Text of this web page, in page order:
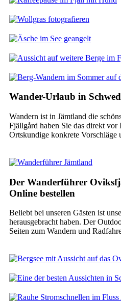
Wander-Urlaub in
Wandern ist in Jämtland die
Fjällgård haben Sie das direkt
Ortskundige konkrete Vorschläge
Der Wanderführer
Online bestellen
Beliebt bei unseren Gästen ist
herausgebracht haben. Der
Seiten zum Wandern und